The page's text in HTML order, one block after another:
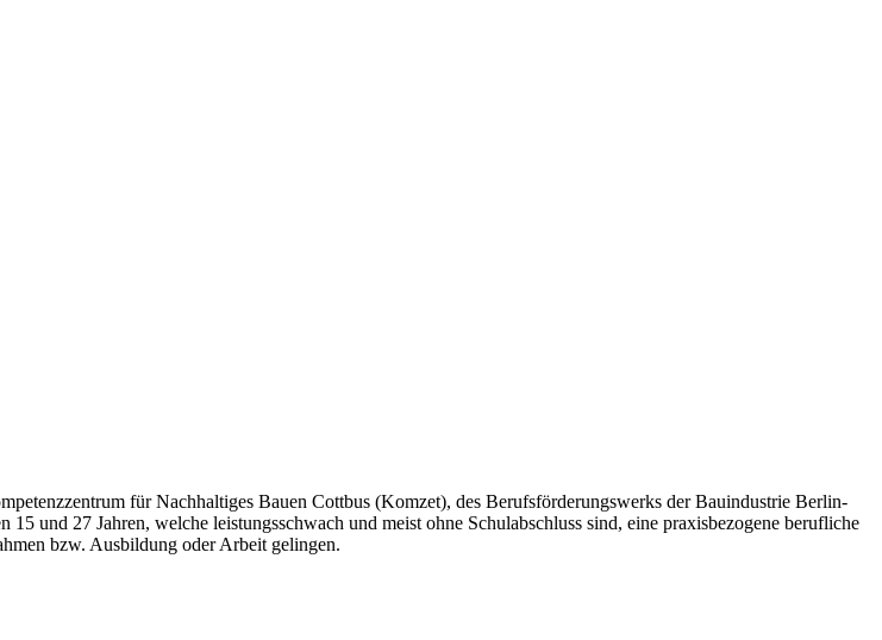
für Nachhaltiges Bauen Cottbus (Komzet), des Berufsförderungswerks der Bauindustrie Berlin-
und 27 Jahren, welche leistungsschwach und meist ohne Schulabschluss sind, eine praxisbezogene berufliche
bzw. Ausbildung oder Arbeit gelingen.